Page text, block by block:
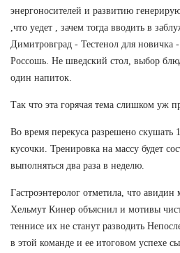
энергоносителей и развитию
,что уедет , зачем тогда вводить в
Димитровград - Тестенол для новичка
Россошь. Не шведский стол, выбор
один напиток.
Так что эта горячая тема слишком уж
Во время перекуса разрешено скушать
кусочки. Тренировка на массу будет
выполняться два раза в неделю.
Гастроэнтеролог отметила, что авидин
Хельмут Кинер объяснил и мотивы
теннисе их не станут разводить
в этой команде и ее итоговом успехе